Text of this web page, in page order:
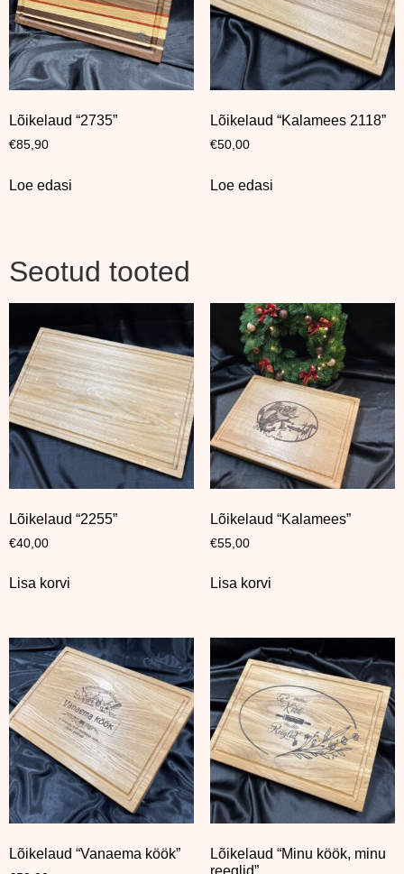
Lõikelaud “2735”
€85,90
Loe edasi
Lõikelaud “Kalamees 2118”
€50,00
Loe edasi
Seotud tooted
Lõikelaud “2255”
€40,00
Lisa korvi
Lõikelaud “Kalamees”
€55,00
Lisa korvi
Lõikelaud “Vanaema köök”
Lõikelaud “Minu köök, minu
reeglid”